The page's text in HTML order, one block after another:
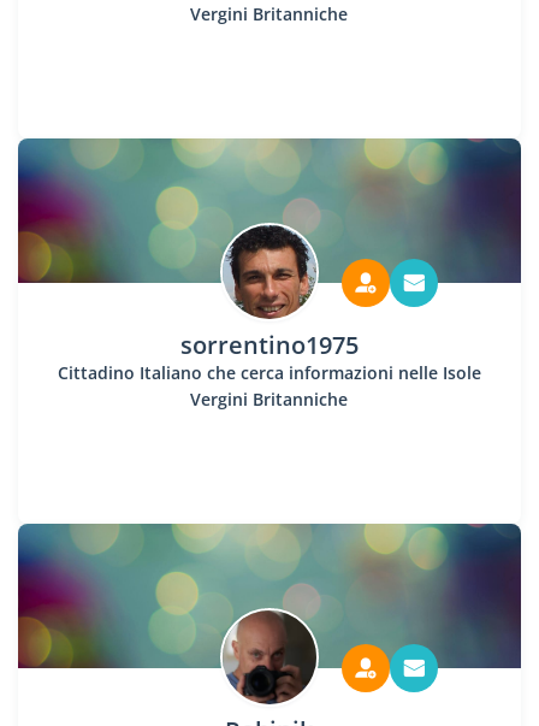
Vergini Britanniche
sorrentino1975
Cittadino Italiano che cerca informazioni nelle Isole
Vergini Britanniche